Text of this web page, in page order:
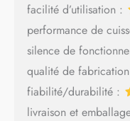
facilité d’utilisation :
performance de
silence de
qualité de
fiabilité/durabilité :
livraison et